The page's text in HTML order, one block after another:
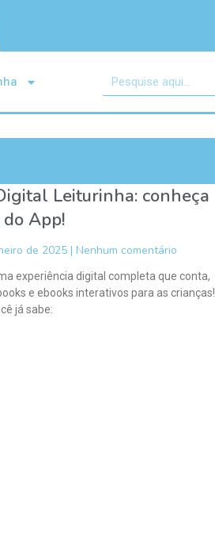
Leiturinha: conheça
App!
de 2025 Nenhum comentário
experiência digital completa que conta,
e ebooks interativos para as crianças!
já sabe: